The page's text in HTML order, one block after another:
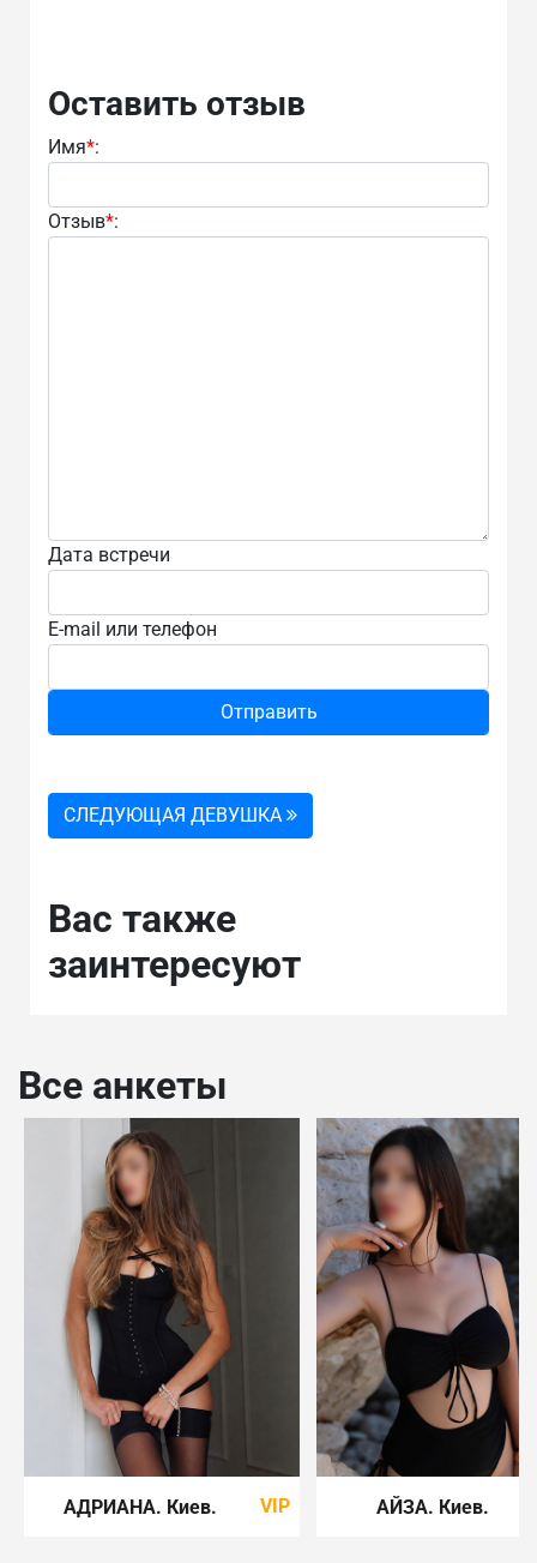
Оставить отзыв
Имя*:
Отзыв*:
Дата встречи
E-mail или телефон
СЛЕДУЮЩАЯ ДЕВУШКА
Вас также
заинтересуют
Все анкеты
АДРИАНА. Киев. VIP АЙЗА. Киев.